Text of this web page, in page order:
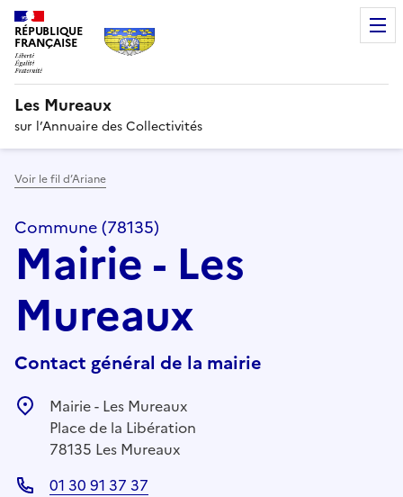
RÉPUBLIQUE
FRANÇAISE
Les Mureaux
sur l’Annuaire des Collectivités
Voir le fil d’Ariane
Commune (78135)
Mairie - Les
Mureaux
Contact général de la mairie
Mairie - Les Mureaux
Place de la Libération
78135 Les Mureaux
01 30 91 37 37